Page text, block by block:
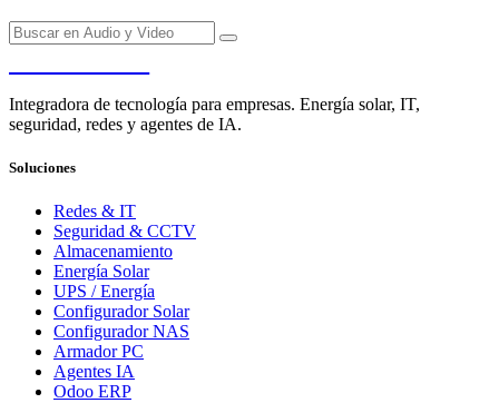
Integradora de tecnología para empresas. Energía solar, IT,
seguridad, redes y agentes de IA.
Soluciones
Redes & IT
Seguridad & CCTV
Almacenamiento
Energía Solar
UPS / Energía
Configurador Solar
Configurador NAS
Armador PC
Agentes IA
Odoo ERP